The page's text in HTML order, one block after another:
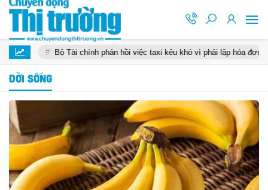
Bộ Tài chính phản hồi việc taxi kêu khó vì phải lập hóa đơn điện tử từng
ĐỜI SỐNG